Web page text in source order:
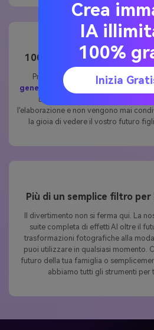
100% privato – le tue foto
Preoccupati per la privacy? Resta
generatore di bambini
Mantiene tutti
Le tue foto vengono cancellate
l'elaborazione e non vengono mai
Il divertimento non si ferma qui. La
suite completa di effetti AI oltre il
trasformazioni fotografiche alla
puoi utilizzare in qualsiasi momento.
futuro della tua famiglia o
Crea
IA
100%
Inizia